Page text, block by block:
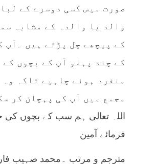
صورت میس کسی دوسرے کے
والد یا والدہ کے مشابہ
کے پیچھے چل پڑتے ہیں ۔آپ
کے چند پہلو آپ کے بچوں کے
منفرد ہونے چاہیے تاکہ وہ
مجمع میں آپ کی پہچان کر
اللہ تعالی ہم سب کے بچوں
فرمائے آمین
مترجم و مرتب ۔محمد صہیب